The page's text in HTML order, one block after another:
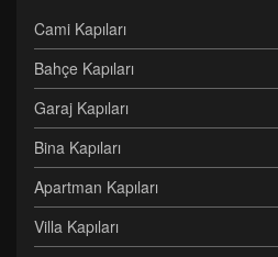
Cami Kapıları
Bahçe Kapıları
Garaj Kapıları
Bina Kapıları
Apartman Kapıları
Villa Kapıları